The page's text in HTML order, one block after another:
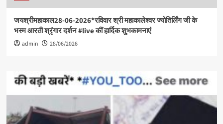
जयश्रीमहाकाल28-06-2026*रविवार श्री महाकालेश्वर ज्योतिर्लिंग जी के
भस्म आरती श्रृंगार दर्शन #live कीं हार्दिक शुभकामनाएं
admin 28/06/2026